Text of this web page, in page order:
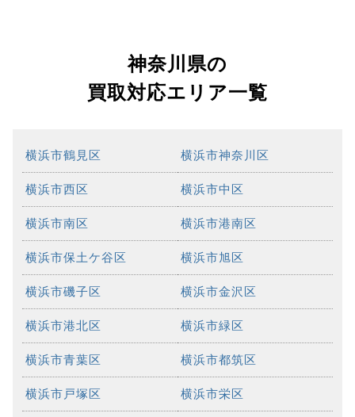
神奈川県の
買取対応エリア一覧
横浜市鶴見区 横浜市神奈川区
横浜市西区 横浜市中区
横浜市南区 横浜市港南区
横浜市保土ケ谷区 横浜市旭区
横浜市磯子区 横浜市金沢区
横浜市港北区 横浜市緑区
横浜市青葉区 横浜市都筑区
横浜市戸塚区 横浜市栄区